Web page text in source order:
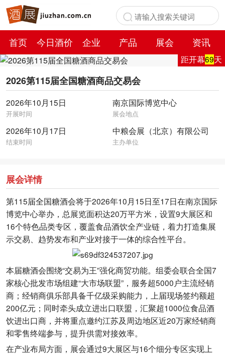
首页 今日酒价 企业 产品 展会
资讯
百科
距开幕69天
2026第115届全国糖酒商品交易会
2026年10月15日
开展时间
南京国际博览中心
展会地点
2026年10月17日
结束时间
中粮会展（北京）有限公司
主办单位
展会详情
第115届全国糖酒会将于2026年10月15日至17日在南京国际
博览中心举办，总展览面积达20万平方米，设置9大展区和
16个特色品类专区，覆盖食品酒饮全产业链，着力打造集展
示交易、趋势发布和产业对接于一体的综合性平台。
本届糖酒会围绕“交易为王”强化商贸功能。组委会联合全国7
家核心批发市场组建“大市场联盟”，服务超5000户主流经销
商；经销商俱乐部具备千亿级采购能力，上届现场签约额超
200亿元；同时牵头成立进出口联盟，汇聚超1000位食品酒
饮进出口商，并将重点邀约江苏及周边地区近20万家经销商
和零售终端参与，提升供需对接效率。
在产业布局方面，展会通过9大展区与16个细分专区实现上